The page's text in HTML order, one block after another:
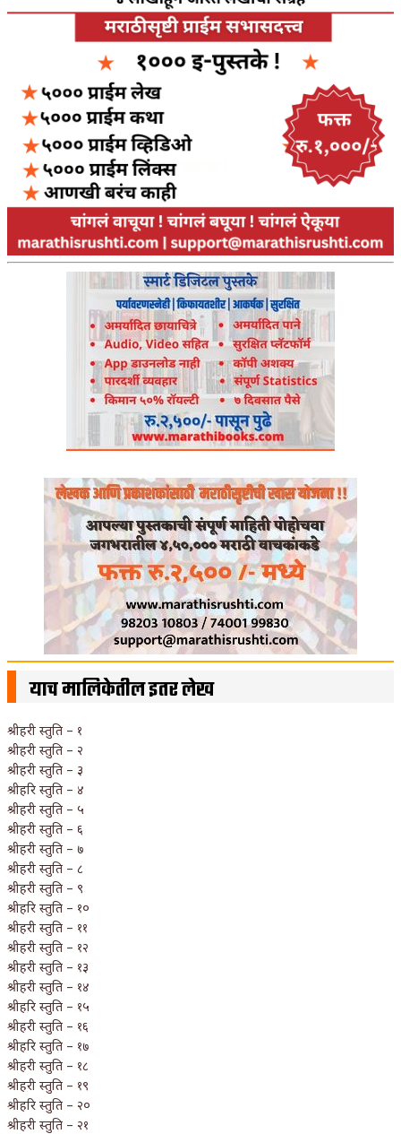
याच मालिकेतील इतर लेख
श्रीहरी स्तुति – १
श्रीहरी स्तुति – २
श्रीहरी स्तुति – ३
श्रीहरि स्तुति – ४
श्रीहरी स्तुति – ५
श्रीहरी स्तुति – ६
श्रीहरी स्तुति – ७
श्रीहरी स्तुति – ८
श्रीहरी स्तुति – ९
श्रीहरि स्तुति – १०
श्रीहरी स्तुति – ११
श्रीहरी स्तुति – १२
श्रीहरी स्तुति – १३
श्रीहरी स्तुति – १४
श्रीहरि स्तुति – १५
श्रीहरी स्तुति – १६
श्रीहरि स्तुति – १७
श्रीहरी स्तुति – १८
श्रीहरी स्तुति – १९
श्रीहरि स्तुति – २०
श्रीहरी स्तुति – २१